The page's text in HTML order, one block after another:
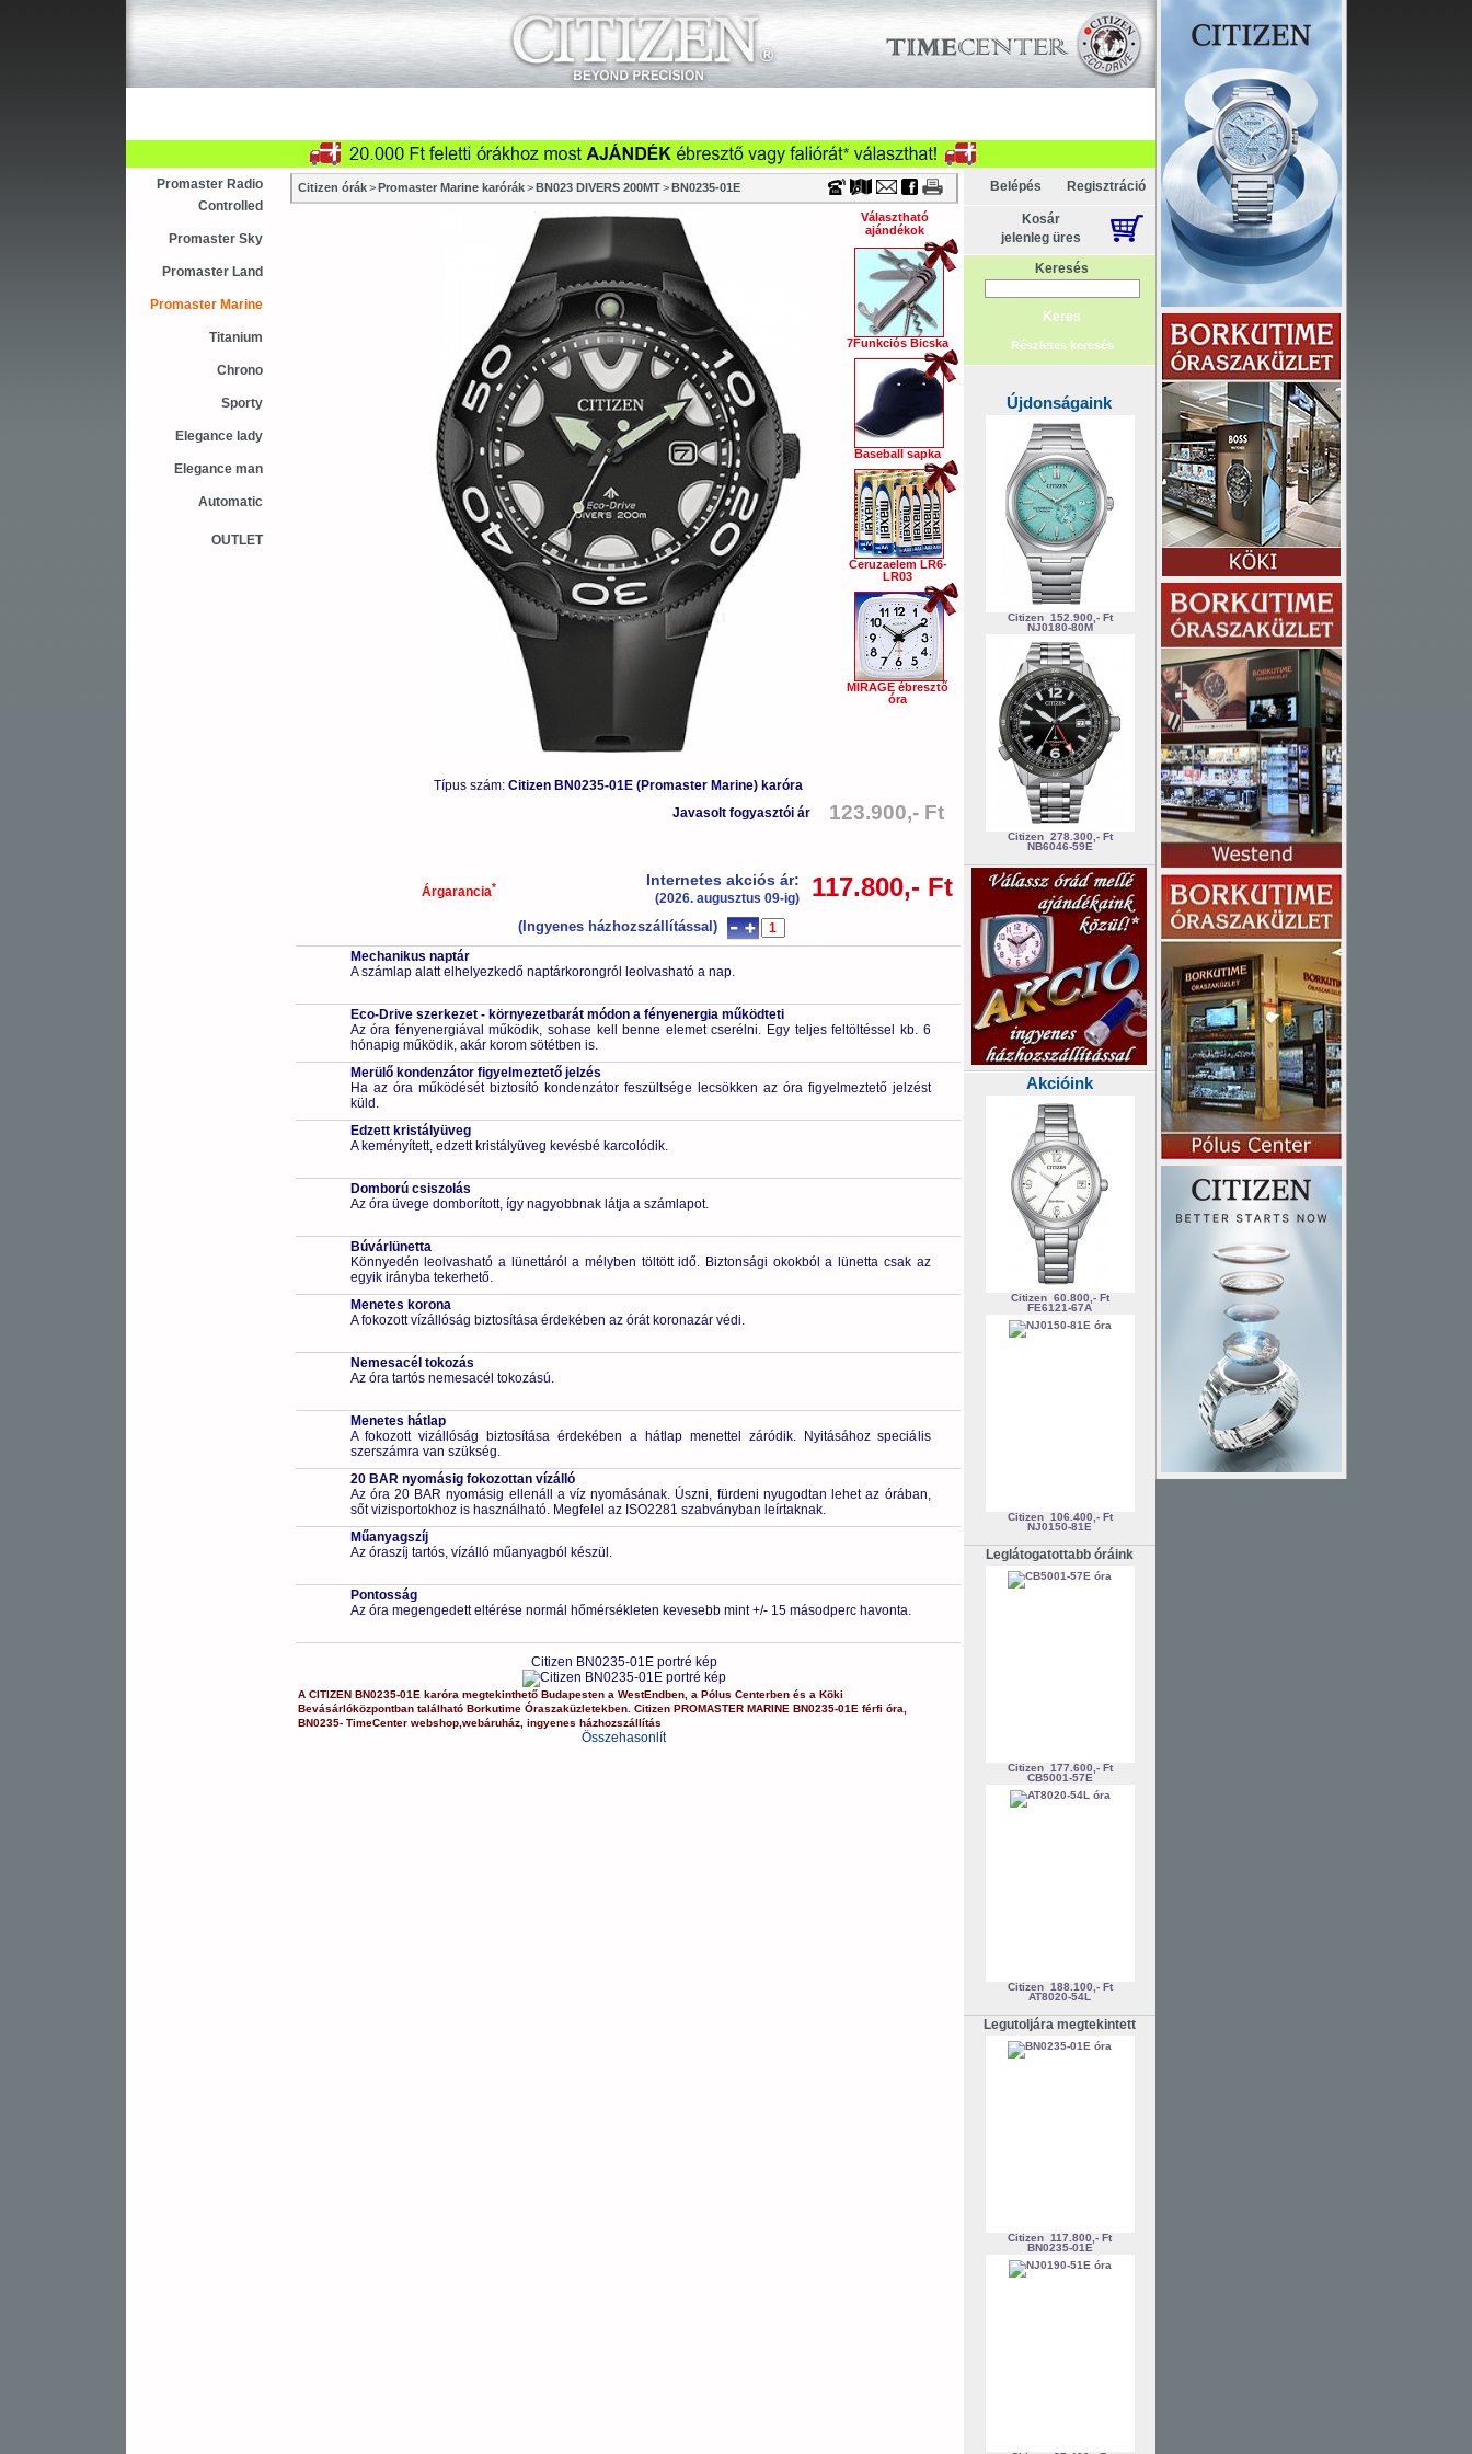
Timecenter
Promaster Radio
Controlled
Promaster Sky
Promaster Land
Promaster Marine
Titanium
Chrono
Sporty
Elegance lady
Elegance man
Automatic
OUTLET
Citizen órák > Promaster Marine karórák > BN023 DIVERS 200MT > BN0235-01E
Típus szám: Citizen BN0235-01E (Promaster Marine) karóra
Választható
ajándékok
7Funkciós Bicska
Baseball sapka
Ceruzaelem LR6-
LR03
MIRAGE ébresztő
óra
Javasolt fogyasztói ár 123.900,- Ft
Árgarancia* Internetes akciós ár:
(2026. augusztus 09-ig) 117.800,- Ft
(Ingyenes házhozszállítással)
Mechanikus naptár
A számlap alatt elhelyezkedő naptárkorongról leolvasható a nap.
Eco-Drive szerkezet - környezetbarát módon a fényenergia működteti
Az óra fényenergiával működik, sohase kell benne elemet cserélni. Egy teljes feltöltéssel kb. 6
hónapig működik, akár korom sötétben is.
Merülő kondenzátor figyelmeztető jelzés
Ha az óra működését biztosító kondenzátor feszültsége lecsökken az óra figyelmeztető jelzést
küld.
Edzett kristályüveg
A keményített, edzett kristályüveg kevésbé karcolódik.
Domború csiszolás
Az óra üvege domborított, így nagyobbnak látja a számlapot.
Búvárlünetta
Könnyedén leolvasható a lünettáról a mélyben töltött idő. Biztonsági okokból a lünetta csak az
egyik irányba tekerhető.
Menetes korona
A fokozott vízállóság biztosítása érdekében az órát koronazár védi.
Nemesacél tokozás
Az óra tartós nemesacél tokozású.
Menetes hátlap
A fokozott vizállóság biztosítása érdekében a hátlap menettel záródik. Nyitásához speciális
szerszámra van szükség.
20 BAR nyomásig fokozottan vízálló
Az óra 20 BAR nyomásig ellenáll a víz nyomásának. Úszni, fürdeni nyugodtan lehet az órában,
sőt vizisportokhoz is használható. Megfelel az ISO2281 szabványban leírtaknak.
Műanyagszíj
Az óraszíj tartós, vízálló műanyagból készül.
Pontosság
Az óra megengedett eltérése normál hőmérsékleten kevesebb mint +/- 15 másodperc havonta.
Citizen BN0235-01E portré kép
A CITIZEN BN0235-01E karóra megtekinthető Budapesten a WestEndben, a Pólus Centerbenés a Köki
Bevásárlóközpontbantalálható Borkutime Óraszaküzletekben. Citizen PROMASTER MARINE BN0235-01E férfi óra
BN0235- TimeCenter webshop, webáruház, ingyenes házhozszállítás
Összehasonlít
Belépés Regisztráció
Kosár
jelenleg üres
Keresés
Részletes keresés
Újdonságaink
Citizen 152.900,- Ft
NJ0180-80M
Citizen 278.300,- Ft
NB6046-59E
Akcióink
Citizen 60.800,- Ft
FE6121-67A
Citizen 106.400,- Ft
NJ0150-81E
Leglátogatottabb óráink
Citizen 177.600,- Ft
CB5001-57E
Citizen 188.100,- Ft
AT8020-54L
Legutoljára megtekintett
Citizen 117.800,- Ft
BN0235-01E